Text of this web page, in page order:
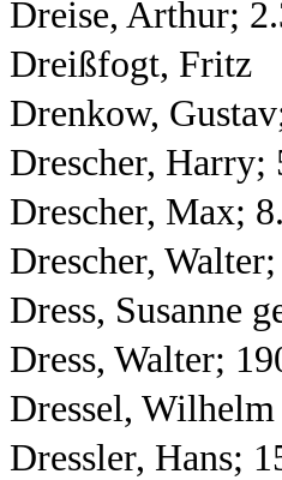
Dreise, Arthur;
Dreißfogt, Fritz
Drenkow,
Drescher, Harry;
Drescher, Max;
Drescher,
Dress, Susanne
Dress, Walter;
Dressel, Wilhelm
Dressler, Hans;